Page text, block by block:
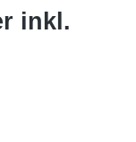
inkl.